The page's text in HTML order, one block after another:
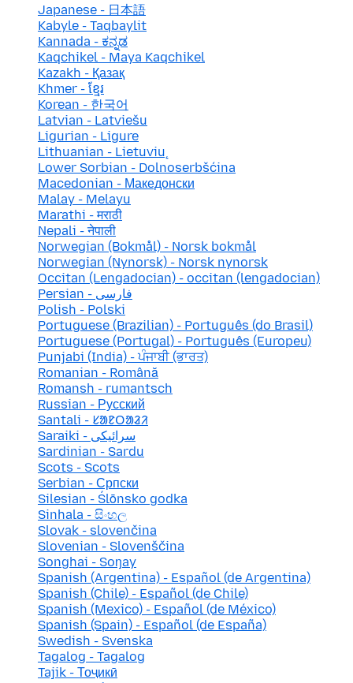
Japanese - 日本語
Kabyle - Taqbaylit
Kannada - ಕನ್ನಡ
Kaqchikel - Maya Kaqchikel
Kazakh - Қазақ
Khmer - ខ្មែរ
Korean - 한국어
Latvian - Latviešu
Ligurian - Ligure
Lithuanian - Lietuvių
Lower Sorbian - Dolnoserbšćina
Macedonian - Македонски
Malay - Melayu
Marathi - मराठी
Nepali - नेपाली
Norwegian (Bokmål) - Norsk bokmål
Norwegian (Nynorsk) - Norsk nynorsk
Occitan (Lengadocian) - occitan (lengadocian)
Persian - فارسی
Polish - Polski
Portuguese (Brazilian) - Português (do Brasil)
Portuguese (Portugal) - Português (Europeu)
Punjabi (India) - ਪੰਜਾਬੀ (ਭਾਰਤ)
Romanian - Română
Romansh - rumantsch
Russian - Русский
Santali - ᱥᱟᱱᱛᱟᱲᱤ
Saraiki - سرائیکی
Sardinian - Sardu
Scots - Scots
Serbian - Српски
Silesian - Ślōnsko godka
Sinhala - සිංහල
Slovak - slovenčina
Slovenian - Slovenščina
Songhai - Soŋay
Spanish (Argentina) - Español (de Argentina)
Spanish (Chile) - Español (de Chile)
Spanish (Mexico) - Español (de México)
Spanish (Spain) - Español (de España)
Swedish - Svenska
Tagalog - Tagalog
Tajik - Тоҷикӣ